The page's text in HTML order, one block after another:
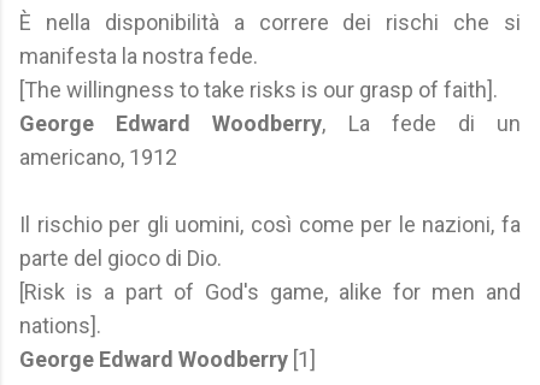
È nella disponibilità a correre dei rischi che si
manifesta la nostra fede.
[The willingness to take risks is our grasp of faith].
George Edward Woodberry, La fede di un
americano, 1912
Il rischio per gli uomini, così come per le nazioni, fa
parte del gioco di Dio.
[Risk is a part of God's game, alike for men and
nations].
George Edward Woodberry [1]